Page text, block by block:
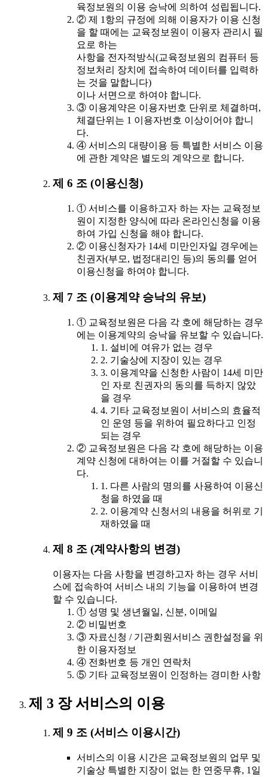
육정보원의 이용 승낙에 의하여 성립됩니다.
② 제 1항의 규정에 의해 이용자가 이용 신청
을 할 때에는 교육정보원이 이용자 관리시 필
요로 하는
사항을 전자적방식(교육정보원의 컴퓨터 등
정보처리 장치에 접속하여 데이터를 입력하
는 것을 말합니다)
이나 서면으로 하여야 합니다.
③ 이용계약은 이용자번호 단위로 체결하며,
체결단위는 1 이용자번호 이상이어야 합니
다.
④ 서비스의 대량이용 등 특별한 서비스 이용
에 관한 계약은 별도의 계약으로 합니다.
제 6 조 (이용신청)
① 서비스를 이용하고자 하는 자는 교육정보
원이 지정한 양식에 따라 온라인신청을 이용
하여 가입 신청을 해야 합니다.
② 이용신청자가 14세 미만인자일 경우에는
친권자(부모, 법정대리인 등)의 동의를 얻어
이용신청을 하여야 합니다.
제 7 조 (이용계약 승낙의 유보)
① 교육정보원은 다음 각 호에 해당하는 경우
에는 이용계약의 승낙을 유보할 수 있습니다.
1. 설비에 여유가 없는 경우
2. 기술상에 지장이 있는 경우
3. 이용계약을 신청한 사람이 14세 미만
인 자로 친권자의 동의를 득하지 않았
을 경우
4. 기타 교육정보원이 서비스의 효율적
인 운영 등을 위하여 필요하다고 인정
되는 경우
② 교육정보원은 다음 각 호에 해당하는 이용
계약 신청에 대하여는 이를 거절할 수 있습니
다.
1. 다른 사람의 명의를 사용하여 이용신
청을 하였을 때
2. 이용계약 신청서의 내용을 허위로 기
재하였을 때
제 8 조 (계약사항의 변경)
이용자는 다음 사항을 변경하고자 하는 경우 서비
스에 접속하여 서비스 내의 기능을 이용하여 변경
할 수 있습니다.
① 성명 및 생년월일, 신분, 이메일
② 비밀번호
③ 자료신청 / 기관회원서비스 권한설정을 위
한 이용자정보
④ 전화번호 등 개인 연락처
⑤ 기타 교육정보원이 인정하는 경미한 사항
제 3 장 서비스의 이용
제 9 조 (서비스 이용시간)
서비스의 이용 시간은 교육정보원의 업무 및
기술상 특별한 지장이 없는 한 연중무휴, 1일